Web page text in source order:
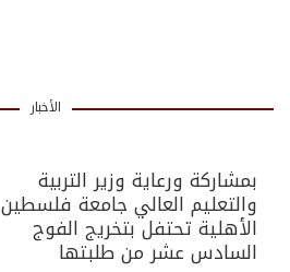
الأخبار
بمشاركة ورعاية وزير التربية
والتعليم العالي جامعة فلسطين
الأهلية تحتفل بتخريج الفوج
السادس عشر من طلبتها